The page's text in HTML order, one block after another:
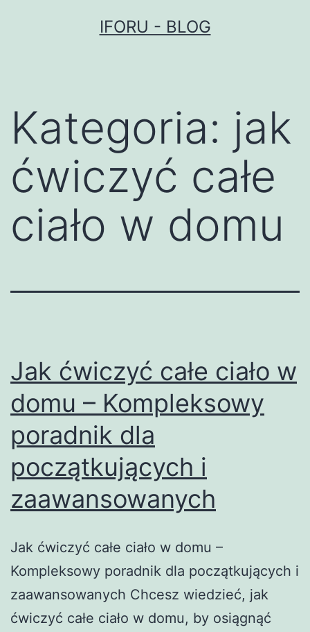
IFORU - BLOG
Kategoria: jak
ćwiczyć całe
ciało w domu
Jak ćwiczyć całe ciało w
domu – Kompleksowy
poradnik dla
początkujących i
zaawansowanych
Jak ćwiczyć całe ciało w domu –
Kompleksowy poradnik dla początkujących i
zaawansowanych Chcesz wiedzieć, jak
ćwiczyć całe ciało w domu, by osiągnąć